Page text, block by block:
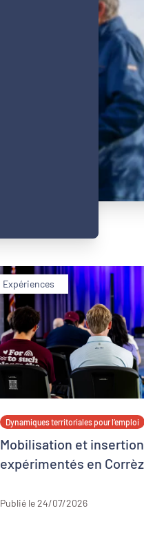
Expériences
Dynamiques territoriales pour l’emploi
Mobilisation et
expérimentés en
Publié le 24/07/2026